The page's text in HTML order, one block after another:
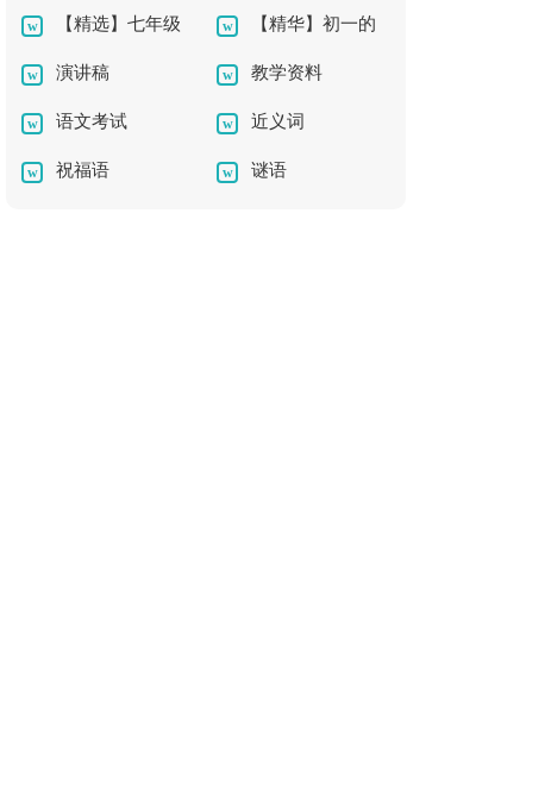
生活作文300字汇编9
篇
文8篇
【精选】七年级
优秀作文300字合集5
篇
【精华】初一的
老师作文5篇
演讲稿 教学资料
语文考试 近义词
祝福语 谜语